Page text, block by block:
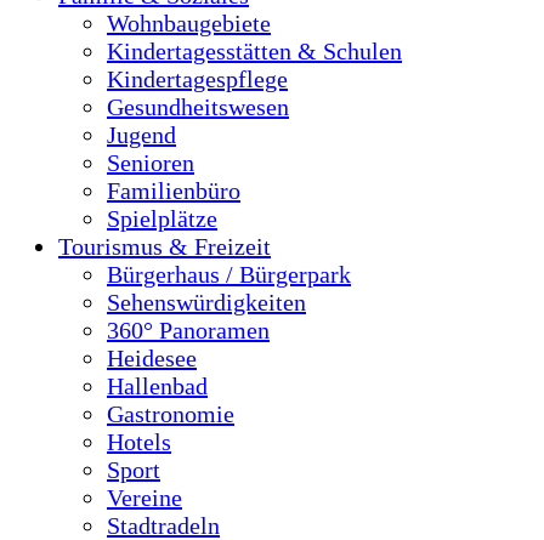
Wohnbaugebiete
Kindertagesstätten & Schulen
Kindertagespflege
Gesundheitswesen
Jugend
Senioren
Familienbüro
Spielplätze
Tourismus & Freizeit
Bürgerhaus / Bürgerpark
Sehenswürdigkeiten
360° Panoramen
Heidesee
Hallenbad
Gastronomie
Hotels
Sport
Vereine
Stadtradeln